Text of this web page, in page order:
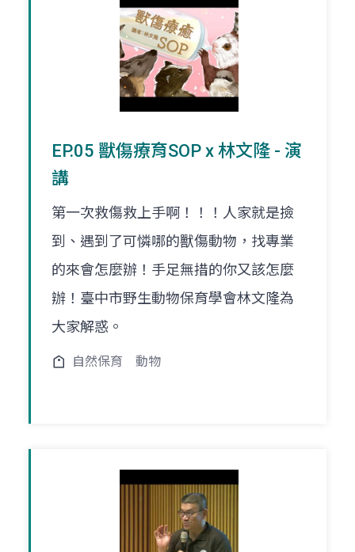
EP.05 獸傷療育SOP x 林文隆 - 演
講
第一次救傷救上手啊！！！人家就是撿
到、遇到了可憐哪的獸傷動物，找專業
的來會怎麼辦！手足無措的你又該怎麼
辦！臺中市野生動物保育學會林文隆為
大家解惑。
自然保育 動物